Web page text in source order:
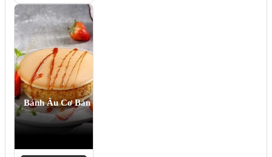
Bánh Âu Cơ Bản